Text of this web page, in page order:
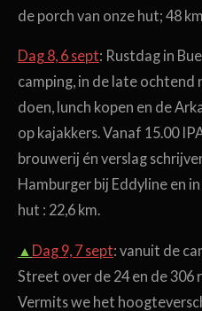
de porch van onze hut; 48
Dag 8, 6 sept: Rustdag in
camping, in de late ochtend
doen, lunch kopen en de
op kajakkers. Vanaf 15.00
brouwerij én verslag
Hamburger bij Eddyline en
hut : 22,6 km.
▲ Dag 9, 7 sept: vanuit de
Street over de 24 en de
Vermits we het